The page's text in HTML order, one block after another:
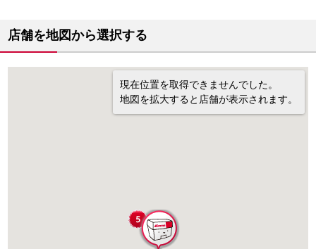
店舗を地図から選択する
現在位置を取得できませんでした。
地図を拡大すると店舗が表示されます。